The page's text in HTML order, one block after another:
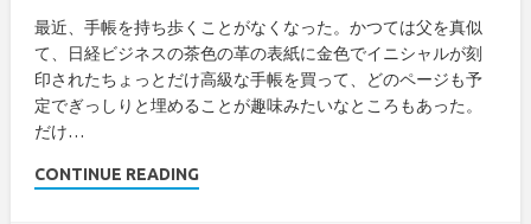
最近、手帳を持ち歩くことがなくなった。かつては父を真似
て、日経ビジネスの茶色の革の表紙に金色でイニシャルが刻
印されたちょっとだけ高級な手帳を買って、どのページも予
定でぎっしりと埋めることが趣味みたいなところもあった。
だけ…
CONTINUE READING